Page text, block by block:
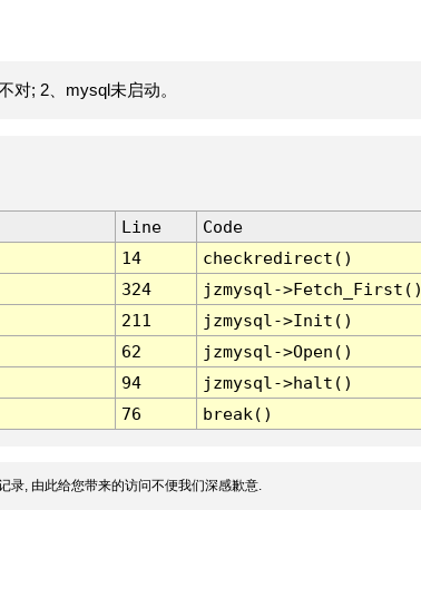
对; 2、mysql未启动。
Line
Code
14
checkredirect()
324
jzmysql-
211
jzmysql->Init()
62
jzmysql->Open()
94
jzmysql->halt()
76 break()
录, 由此给您带来的访问不便我们深感歉意.